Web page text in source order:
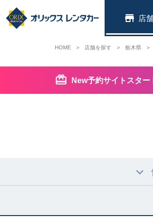
店
New予約サイトスタ
HOME 店舗を探す 栃木県